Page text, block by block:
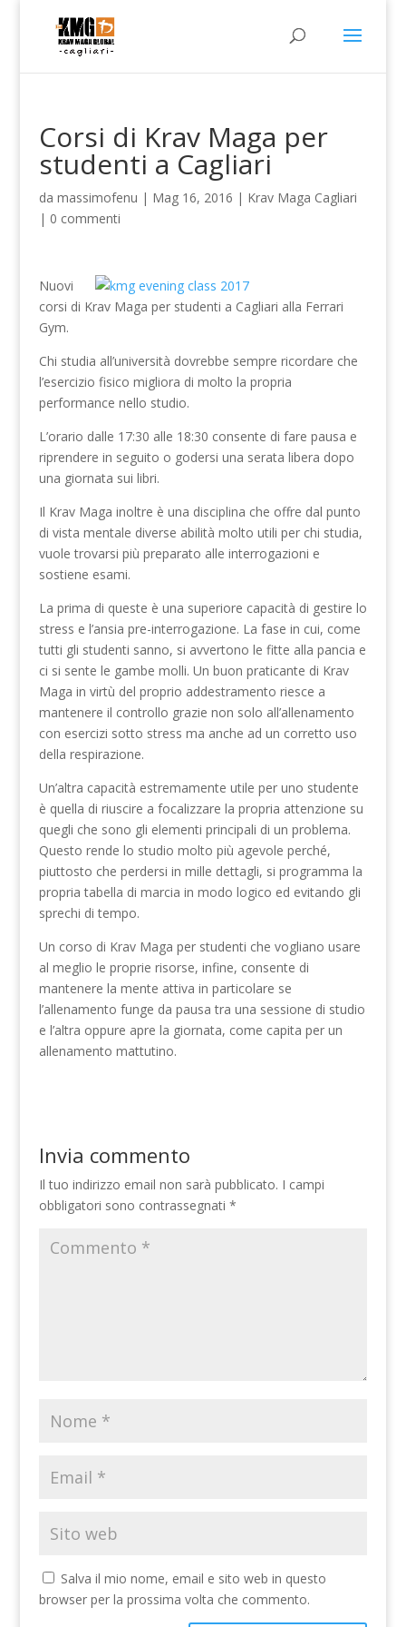
Corsi di Krav Maga per
studenti a Cagliari
da massimofenu | Mag 16, 2016 | Krav Maga Cagliari
| 0 commenti
Nuovi
corsi di Krav Maga per studenti a Cagliari alla Ferrari
Gym.
Chi studia all’università dovrebbe sempre ricordare che
l’esercizio fisico migliora di molto la propria
performance nello studio.
L’orario dalle 17:30 alle 18:30 consente di fare pausa e
riprendere in seguito o godersi una serata libera dopo
una giornata sui libri.
Il Krav Maga inoltre è una disciplina che offre dal punto
di vista mentale diverse abilità molto utili per chi studia,
vuole trovarsi più preparato alle interrogazioni e
sostiene esami.
La prima di queste è una superiore capacità di gestire lo
stress e l’ansia pre-interrogazione. La fase in cui, come
tutti gli studenti sanno, si avvertono le fitte alla pancia e
ci si sente le gambe molli. Un buon praticante di Krav
Maga in virtù del proprio addestramento riesce a
mantenere il controllo grazie non solo all’allenamento
con esercizi sotto stress ma anche ad un corretto uso
della respirazione.
Un’altra capacità estremamente utile per uno studente
è quella di riuscire a focalizzare la propria attenzione su
quegli che sono gli elementi principali di un problema.
Questo rende lo studio molto più agevole perché,
piuttosto che perdersi in mille dettagli, si programma la
propria tabella di marcia in modo logico ed evitando gli
sprechi di tempo.
Un corso di Krav Maga per studenti che vogliano usare
al meglio le proprie risorse, infine, consente di
mantenere la mente attiva in particolare se
l’allenamento funge da pausa tra una sessione di studio
e l’altra oppure apre la giornata, come capita per un
allenamento mattutino.
Invia commento
Il tuo indirizzo email non sarà pubblicato. I campi
obbligatori sono contrassegnati *
Salva il mio nome, email e sito web in questo
browser per la prossima volta che commento.